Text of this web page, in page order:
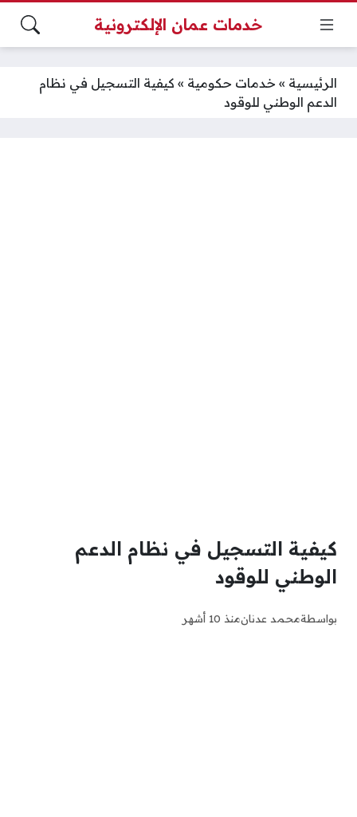
خدمات عمان الإلكترونية
الرئيسية » خدمات حكومية » كيفية التسجيل في نظام
الدعم الوطني للوقود
كيفية التسجيل في نظام الدعم
الوطني للوقود
بواسطةمحمد عدنانمنذ 10 أشهر